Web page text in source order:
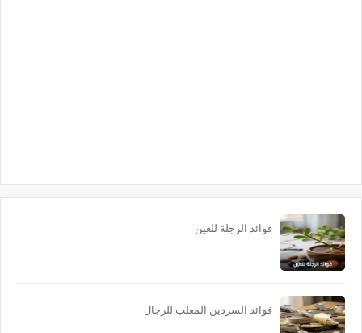
فوائد الرجلة للعين
فوائد السردين المعلب للرجال